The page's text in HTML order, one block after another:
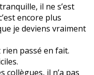
il ne s’est
encore plus
je deviens vraiment
rien passé en fait.
collègues, il n’a pas